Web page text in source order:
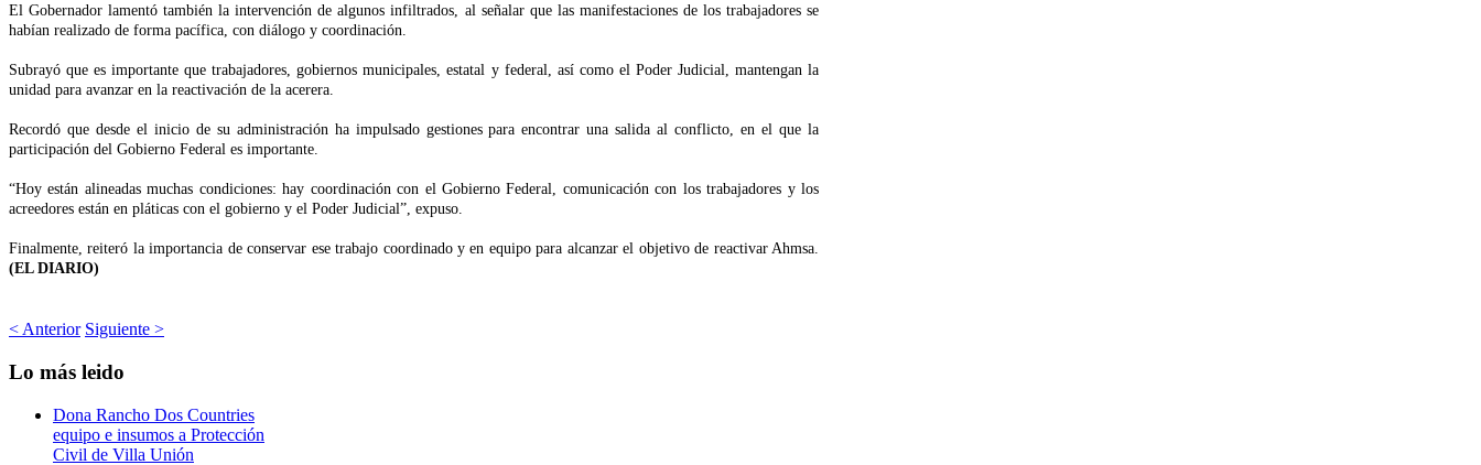
El Gobernador lamentó también la intervención de algunos infiltrados, al señalar que las manifestaciones de los trabajadores se
habían realizado de forma pacífica, con diálogo y coordinación.
Subrayó que es importante que trabajadores, gobiernos municipales, estatal y federal, así como el Poder Judicial, mantengan la
unidad para avanzar en la reactivación de la acerera.
Recordó que desde el inicio de su administración ha impulsado gestiones para encontrar una salida al conflicto, en el que la
participación del Gobierno Federal es importante.
“Hoy están alineadas muchas condiciones: hay coordinación con el Gobierno Federal, comunicación con los trabajadores y los
acreedores están en pláticas con el gobierno y el Poder Judicial”, expuso.
Finalmente, reiteró la importancia de conservar ese trabajo coordinado y en equipo para alcanzar el objetivo de reactivar Ahmsa.
(EL DIARIO)
< Anterior Siguiente >
Lo más leido
Dona Rancho Dos Countries
equipo e insumos a Protección
Civil de Villa Unión